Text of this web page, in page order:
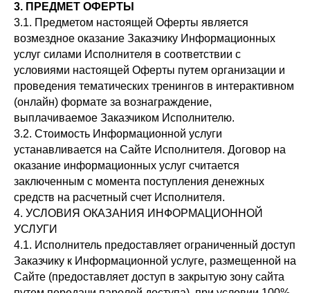
3. ПРЕДМЕТ ОФЕРТЫ
3.1. Предметом настоящей Оферты является
возмездное оказание Заказчику Информационных
услуг силами Исполнителя в соответствии с
условиями настоящей Оферты путем организации и
проведения тематических тренингов в интерактивном
(онлайн) формате за вознаграждение,
выплачиваемое Заказчиком Исполнителю.
3.2. Стоимость Информационной услуги
устанавливается на Сайте Исполнителя. Договор на
оказание информационных услуг считается
заключенным с момента поступления денежных
средств на расчетный счет Исполнителя.
4. УСЛОВИЯ ОКАЗАНИЯ ИНФОРМАЦИОННОЙ
УСЛУГИ
4.1. Исполнитель предоставляет ограниченный доступ
Заказчику к Информационной услуге, размещенной на
Сайте (предоставляет доступ в закрытую зону сайта